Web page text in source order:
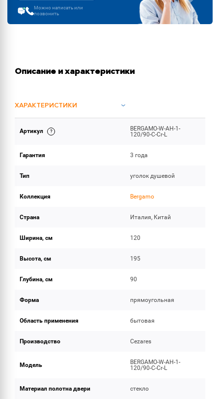
Можно написать или
позвонить
Описание и характеристики
ХАРАКТЕРИСТИКИ
ОБЪЕМ ПОСТАВКИ
Артикул
BERGAMO-W-AH-1-
120/90-C-Cr-L
Гарантия 3 года
Тип уголок душевой
Коллекция Bergamo
Страна Италия, Китай
Ширина, см 120
Высота, см 195
Глубина, см 90
Форма прямоугольная
Область применения бытовая
Производство Cezares
Модель
BERGAMO-W-AH-1-
120/90-C-Cr-L
Материал полотна двери стекло